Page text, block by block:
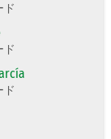
ド
ド
ド